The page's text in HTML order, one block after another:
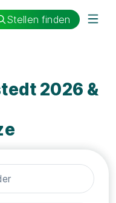
Stellen finden
2026 &